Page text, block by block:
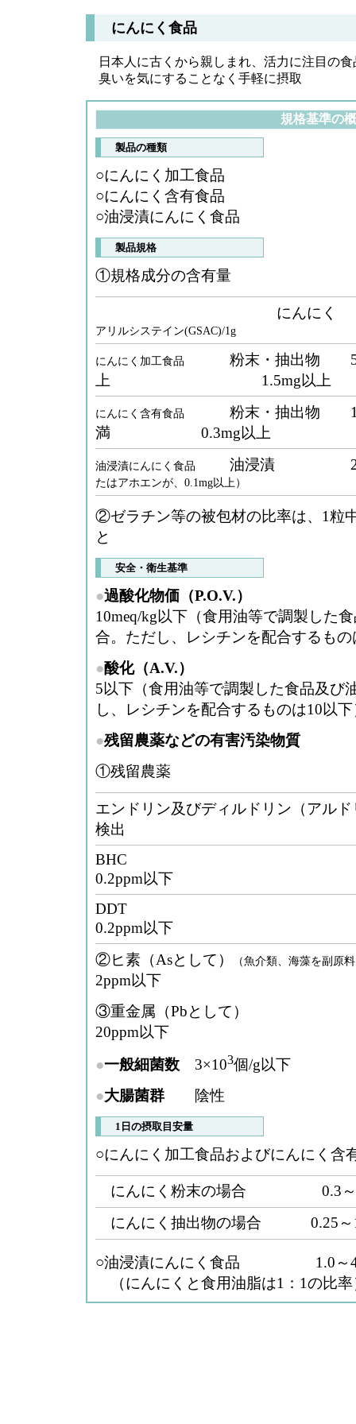
にんにく食品
日本人に古くから親しまれ、活力に注目の食
臭いを気にすることなく手軽に摂取
規格基準の
製品の種類
○にんにく加工食品
○にんにく含有食品
○油浸漬にんにく食品
製品規格
①規格成分の含有量
にん
アリルシステイン(GSAC)/1g
にんにく加工食品
粉末・抽出物
上 1.5mg以上
にんにく含有食品
粉末・抽出物 10
満 0.3mg以上
油浸漬にんにく食品 油浸漬
たはアホエンが、0.1mg以上）
②ゼラチン等の被包材の比率は、1粒
と
安全・衛生基準
●過酸化物価（P.O.V.）
10meq/kg以下（食用油等で調製した
合。ただし、レシチンを配合するもの
●酸化（A.V.）
5以下（食用油等で調製した食品及び
し、レシチンを配合するものは10以下
●残留農薬などの有害汚染物質
①残留農薬
エンドリン及びディルドリン
検出
0.2ppm以下
0.2ppm以下
②ヒ素（Asとして）
（魚介類、海藻を副原
2ppm以下
③重金属（Pb
20ppm以下
●一般細菌数 3×103個/g以下
●大腸菌群 陰性
1日の摂取目安量
○にんにく加工食品およびにんにく含
にんにく粉末の場合 0.3～
にんにく抽出物の場合 0.25～
○油浸漬にんにく食品 1.0～
（にんにくと食用油脂は1：1の比率